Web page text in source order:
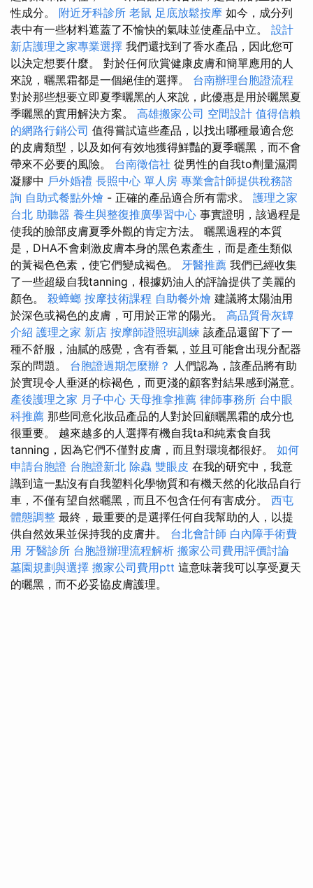
性成分。 附近牙科診所 老鼠 足底放鬆按摩 如今，成分列
表中有一些材料遮蓋了不愉快的氣味並使產品中立。 設計
新店護理之家專業選擇 我們還找到了香水產品，因此您可
以決定想要什麼。 對於任何欣賞健康皮膚和簡單應用的人
來說，曬黑霜都是一個絕佳的選擇。 台南辦理台胞證流程
對於那些想要立即夏季曬黑的人來說，此優惠是用於曬黑夏
季曬黑的實用解決方案。 高雄搬家公司 空間設計 值得信賴
的網路行銷公司 值得嘗試這些產品，以找出哪種最適合您
的皮膚類型，以及如何有效地獲得鮮豔的夏季曬黑，而不會
帶來不必要的風險。 台南徵信社 從男性的自我to劑量濕潤
凝膠中 戶外婚禮 長照中心 單人房 專業會計師提供稅務諮
詢 自助式餐點外燴 - 正確的產品適合所有需求。 護理之家
台北 助聽器 養生與整復推廣學習中心 事實證明，該過程是
使我的臉部皮膚夏季外觀的肯定方法。 曬黑過程的本質
是，DHA不會刺激皮膚本身的黑色素產生，而是產生類似
的黃褐色色素，使它們變成褐色。 牙醫推薦 我們已經收集
了一些超級自我tanning，根據奶油人的評論提供了美麗的
顏色。 殺蟑螂 按摩技術課程 自助餐外燴 建議將太陽油用
於深色或褐色的皮膚，可用於正常的陽光。 高品質骨灰罈
介紹 護理之家 新店 按摩師證照班訓練 該產品還留下了一
種不舒服，油膩的感覺，含有香氣，並且可能會出現分配器
泵的問題。 台胞證過期怎麼辦？ 人們認為，該產品將有助
於實現令人垂涎的棕褐色，而更淺的顧客對結果感到滿意。
產後護理之家 月子中心 天母推拿推薦 律師事務所 台中眼
科推薦 那些同意化妝品產品的人對於回顧曬黑霜的成分也
很重要。 越來越多的人選擇有機自我ta和純素食自我
tanning，因為它們不僅對皮膚，而且對環境都很好。 如何
申請台胞證 台胞證新北 除蟲 雙眼皮 在我的研究中，我意
識到這一點沒有自我塑料化學物質和有機天然的化妝品自行
車，不僅有望自然曬黑，而且不包含任何有害成分。 西屯
體態調整 最終，最重要的是選擇任何自我幫助的人，以提
供自然效果並保持我的皮膚井。 台北會計師 白內障手術費
用 牙醫診所 台胞證辦理流程解析 搬家公司費用評價討論
墓園規劃與選擇 搬家公司費用ptt 這意味著我可以享受夏天
的曬黑，而不必妥協皮膚護理。